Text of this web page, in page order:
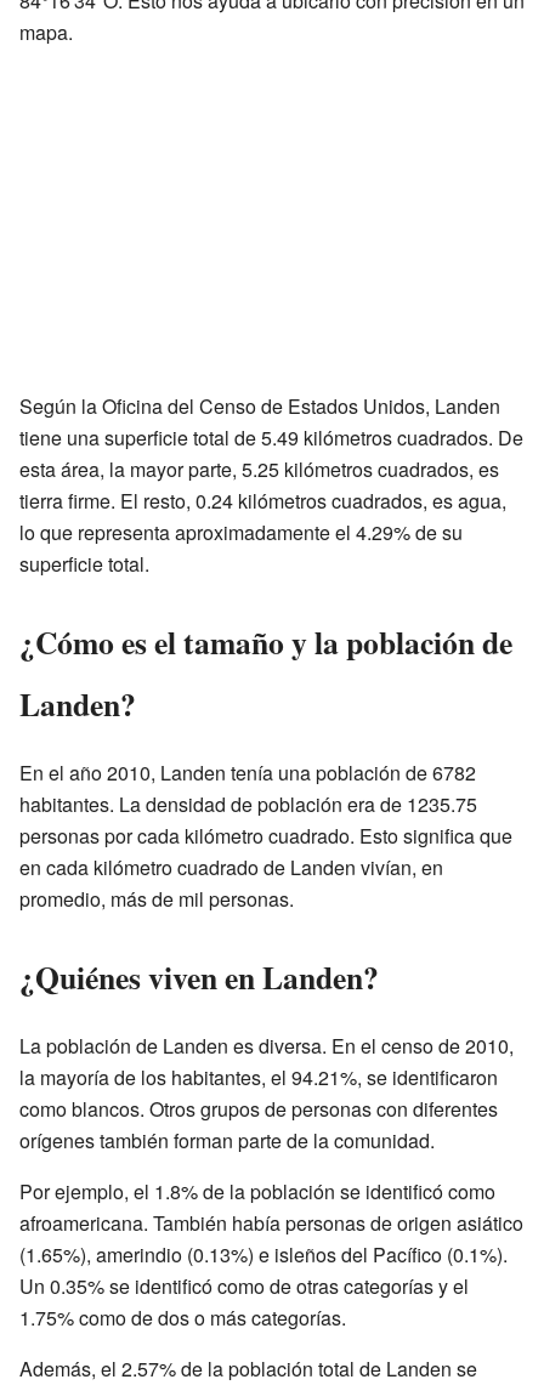
mapa.
Según la Oficina del Censo de Estados Unidos, Landen
tiene una superficie total de 5.49 kilómetros cuadrados. De
esta área, la mayor parte, 5.25 kilómetros cuadrados, es
tierra firme. El resto, 0.24 kilómetros cuadrados, es agua,
lo que representa aproximadamente el 4.29% de su
superficie total.
¿Cómo es el tamaño y la población de
Landen?
En el año 2010, Landen tenía una población de 6782
habitantes. La densidad de población era de 1235.75
personas por cada kilómetro cuadrado. Esto significa que
en cada kilómetro cuadrado de Landen vivían, en
promedio, más de mil personas.
¿Quiénes viven en Landen?
La población de Landen es diversa. En el censo de 2010,
la mayoría de los habitantes, el 94.21%, se identificaron
como blancos. Otros grupos de personas con diferentes
orígenes también forman parte de la comunidad.
Por ejemplo, el 1.8% de la población se identificó como
afroamericana. También había personas de origen asiático
(1.65%), amerindio (0.13%) e isleños del Pacífico (0.1%).
Un 0.35% se identificó como de otras categorías y el
1.75% como de dos o más categorías.
Además, el 2.57% de la población total de Landen se